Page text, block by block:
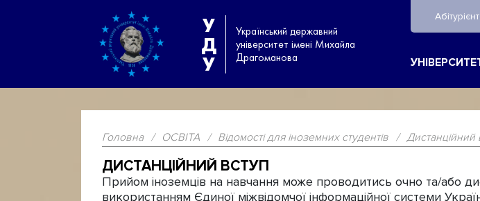
У
Д
У
Український державний
університет імені Михайла
Драгоманова
Головна / ОСВІТА / Відомості для іноземних студентів / Дистанційний
ДИСТАНЦІЙНИЙ ВСТУП
Прийом іноземців на навчання може проводитись очно та/або
використанням Єдиної міжвідомчої інформаційної системи